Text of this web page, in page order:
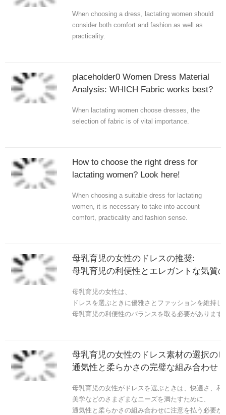
When choosing a dress, lactating women should
consider both comfort and fashion as well as
practicality.
placeholder0 Women Dress Material
Analysis: WHICH Fabric works best?
When lactating women choose dresses, the
selection of fabric is of vital importance.
How to choose the right dress for
lactating women? Look here!
When choosing a suitable dress for lactating
women, it is necessary to take into account
comfort, practicality and fashion sense.
母乳育児の女性のドレスの推奨:
母乳育児の利便性とエレガントな気質
母乳育児の女性は、
ドレスを選ぶときに優雅さとファッションを維持し
母乳育児の利便性のバランスを取る必要があります
母乳育児の女性のドレス素材の選択の
通気性と柔らかさの完璧な組み合わせ
母乳育児の女性がドレスを選ぶときは、快適さ、利
美学などのさまざまなニーズを満たすために、
通気性と柔らかさの組み合わせに注意を払う必要が